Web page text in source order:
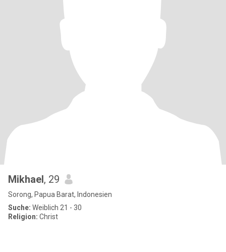
Mikhael, 29
Sorong, Papua Barat, Indonesien
Suche: Weiblich 21 - 30
Religion: Christ